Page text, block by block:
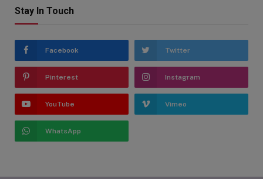
Stay In Touch
Facebook Twitter
Pinterest Instagram
YouTube Vimeo
WhatsApp